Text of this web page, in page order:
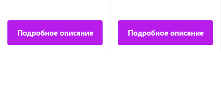
Подробное описание Подробное описание